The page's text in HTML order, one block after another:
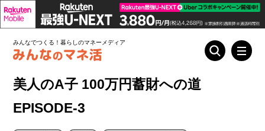
みんなでつくる！暮らしのマネーメディア
美人のA子 100万円蓄財への道
EPISODE-3